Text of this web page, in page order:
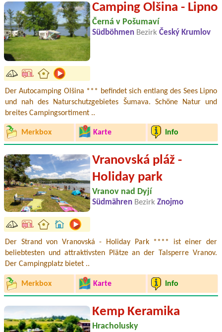
Camping Olšina - Lipno
Černá v Pošumaví
Südböhmen Bezirk Český Krumlov
Der Autocamping Olšina *** befindet sich entlang des Sees Lipno
und nah des Naturschutzgebietes Šumava. Schöne Natur und
breites Campingsortiment ..
Merkbox Karte Info
Vranovská pláž -
Holiday park
Vranov nad Dyjí
Südmähren Bezirk Znojmo
Der Strand von Vranovská - Holiday Park **** ist einer der
beliebtesten und attraktivsten Plätze an der Talsperre Vranov.
Der Campingplatz bietet ..
Merkbox Karte Info
Kemp Keramika
Hracholusky